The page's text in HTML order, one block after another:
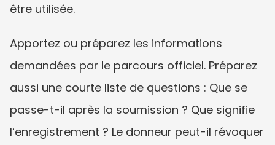
être utilisée.
Apportez ou préparez les informations
demandées par le parcours officiel. Préparez
aussi une courte liste de questions : Que se
passe-t-il après la soumission ? Que signifie
l’enregistrement ? Le donneur peut-il révoquer